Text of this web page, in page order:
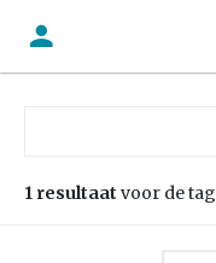
1 resultaat voor de tag